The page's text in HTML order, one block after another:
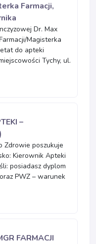
Farmacji,
Dr. Max
Magisterka
do apteki
Tychy, ul.
–
Zdrowie poszukuje
Kierownik Apteki
posiadasz dyplom
PWZ – warunek
FARMACJI